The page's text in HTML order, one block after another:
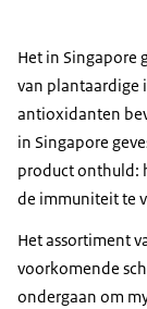
Het in Singapore
van plantaardige
antioxidanten
in Singapore
product onthuld:
de immuniteit te
Het assortiment
voorkomende
ondergaan om